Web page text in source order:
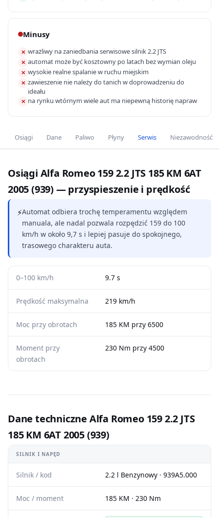
Minusy
✕ wrażliwy na zaniedbania serwisowe silnik 2.2 JTS
✕ automat może być kosztowny po latach bez wymian oleju
✕ wysokie realne spalanie w ruchu miejskim
✕ zawieszenie nie należy do tanich w doprowadzeniu do
ideału
✕ na rynku wtórnym wiele aut ma niepewną historię napraw
Osiągi Dane Paliwo Płyny Serwis Niezawodność
Osiągi Alfa Romeo 159 2.2 JTS 185 KM 6AT
2005 (939) — przyspieszenie i prędkość
⚡Automat odbiera trochę temperamentu względem
manuala, ale nadal pozwala rozpędzić 159 do 100
km/h w około 9,7 s i lepiej pasuje do spokojnego,
trasowego charakteru auta.
0–100 km/h 9.7 s
Prędkość maksymalna 219 km/h
Moc przy obrotach 185 KM przy 6500
Moment przy
obrotach
230 Nm przy 4500
Dane techniczne Alfa Romeo 159 2.2 JTS
185 KM 6AT 2005 (939)
SILNIK I NAPĘD
Silnik / kod 2.2 l Benzynowy · 939A5.000
Moc / moment 185 KM · 230 Nm